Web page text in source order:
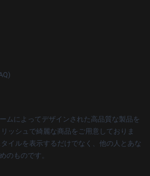
ムによってデザインされた高品質な製品を
ッシュで綺麗な商品をご用意しておりま
イルを表示するだけでなく、他の人とあな
のものです。